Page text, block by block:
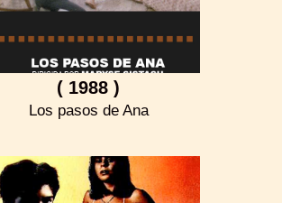
( 1988 )
Los pasos de Ana